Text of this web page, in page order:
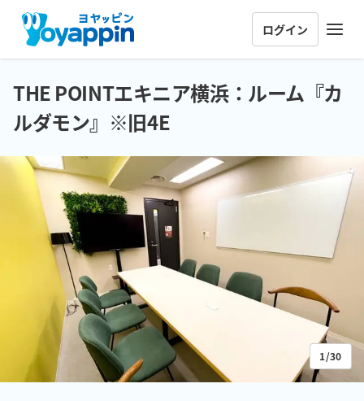
ログイン
1/30
THE POINTエキニア横浜：ルーム『カ
ルダモン』※旧4E